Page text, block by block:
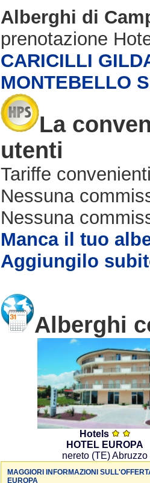
Alberghi di
prenotazione
CARICILLI
MONTEBELLO
La
utenti
Tariffe
Nessuna
Nessuna
Manca il tuo
Aggiungilo
Alberghi
Hotels
HOTEL EUROPA
nereto (TE) Abruzzo
MAGGIORI INFORMAZIONI
EUROPA